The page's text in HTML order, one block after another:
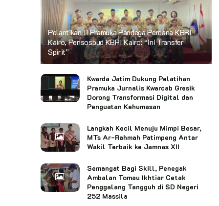
Pelantikan 11 Pramuka Pandega Perdana KBRI
Kairo, Pensosbud KBRI Kairo: “Ini Transfer
Spirit”
Kwarda Jatim Dukung Pelatihan
Pramuka Jurnalis Kwarcab Gresik
Dorong Transformasi Digital dan
Penguatan Kehumasan
Langkah Kecil Menuju Mimpi Besar,
MTs Ar-Rahmah Patimpeng Antar
Wakil Terbaik ke Jamnas XII
Semangat Bagi Skill, Penegak
Ambalan Tomau Ikhtiar Cetak
Penggalang Tangguh di SD Negeri
252 Massila